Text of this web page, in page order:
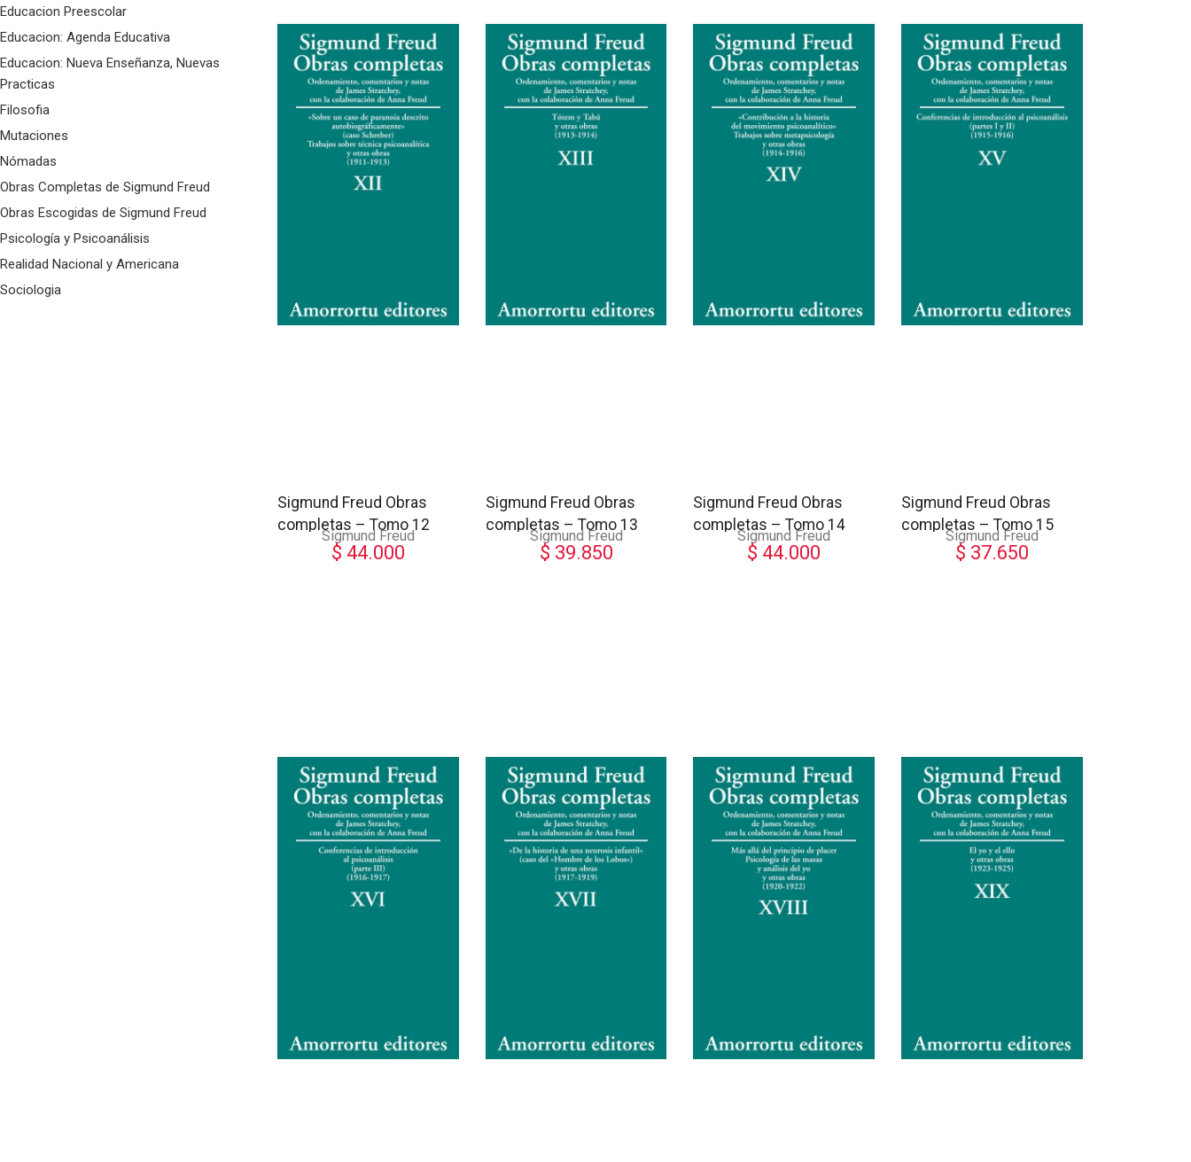
Educacion Preescolar
Educacion: Agenda Educativa
Educacion: Nueva Enseñanza, Nuevas
Practicas
Filosofia
Mutaciones
Nómadas
Obras Completas de Sigmund Freud
Obras Escogidas de Sigmund Freud
Psicología y Psicoanálisis
Realidad Nacional y Americana
Sociologia
Sigmund Freud Obras
completas – Tomo 12
Sigmund Freud
$ 44.000
Sigmund Freud Obras
completas – Tomo 13
Sigmund Freud
$ 39.850
Sigmund Freud Obras
completas – Tomo 14
Sigmund Freud
$ 44.000
Sigmund Freud Obras
completas – Tomo 15
Sigmund Freud
$ 37.650